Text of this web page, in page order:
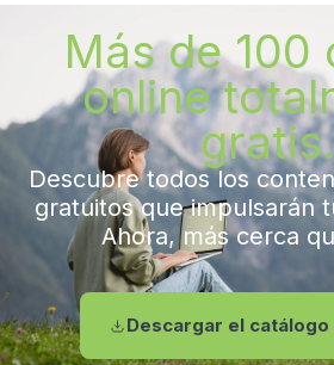
Más de 100
online
gratis.
Descubre todos los
gratuitos que impulsarán
Ahora, más cerca
Descargar el